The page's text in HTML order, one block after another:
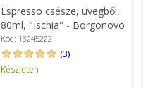
Espresso csésze, üvegből,
80ml, "Ischia" - Borgonovo
Kód: 13245222
(3)
Készleten